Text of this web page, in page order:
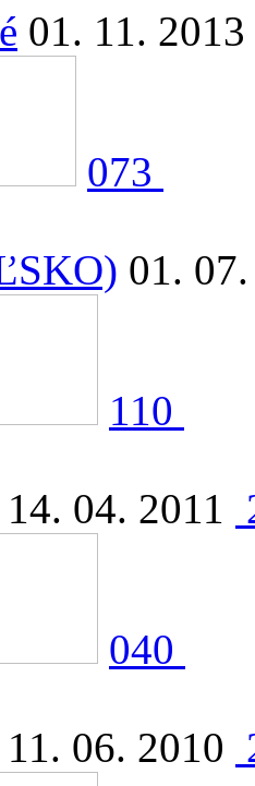
01. 11. 2013
073
01.
110
14. 04. 2011
040
11. 06. 2010